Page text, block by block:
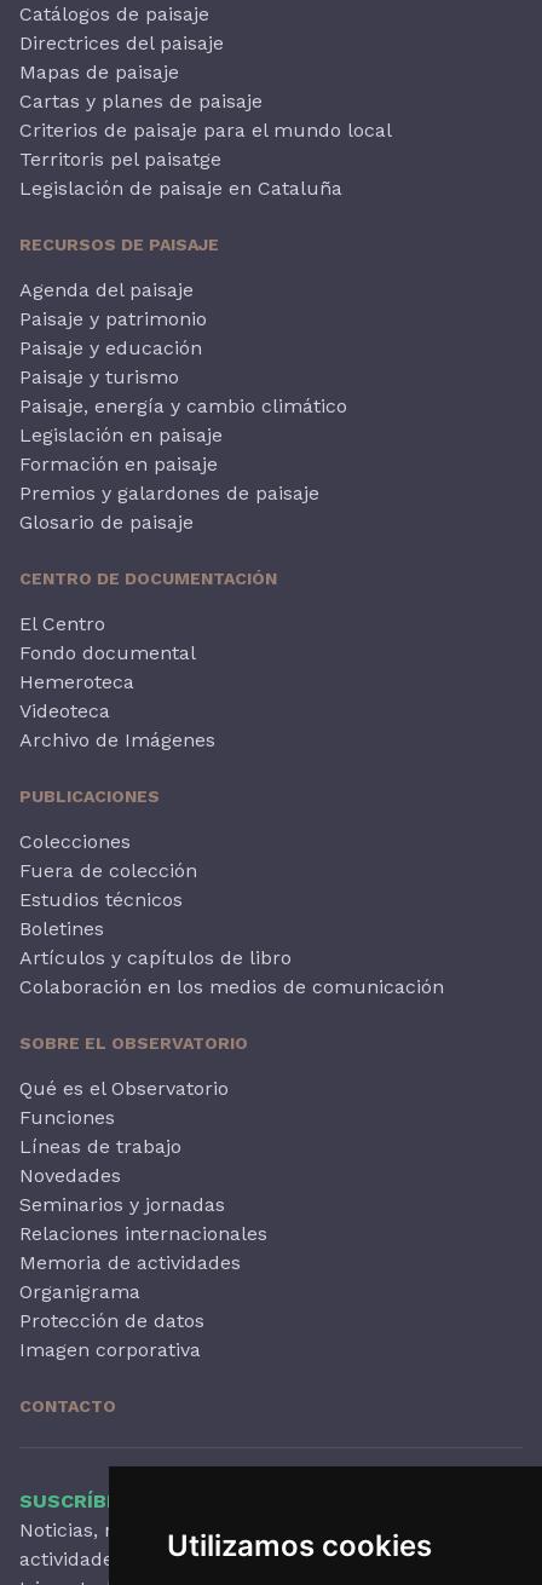
Utilizamos cookies
Catálogos de paisaje
Directrices del paisaje
Mapas de paisaje
Cartas y planes de paisaje
Criterios de paisaje para el mundo local
Territoris pel paisatge
Legislación de paisaje en Cataluña
RECURSOS DE PAISAJE
Agenda del paisaje
Paisaje y patrimonio
Paisaje y educación
Paisaje y turismo
Paisaje, energía y cambio climático
Legislación en paisaje
Formación en paisaje
Premios y galardones de paisaje
Glosario de paisaje
CENTRO DE DOCUMENTACIÓN
El Centro
Fondo documental
Hemeroteca
Videoteca
Archivo de Imágenes
PUBLICACIONES
Colecciones
Fuera de colección
Estudios técnicos
Boletines
Artículos y capítulos de libro
Colaboración en los medios de comunicación
SOBRE EL OBSERVATORIO
Qué es el Observatorio
Funciones
Líneas de trabajo
Novedades
Seminarios y jornadas
Relaciones internacionales
Memoria de actividades
Organigrama
Protección de datos
Imagen corporativa
CONTACTO
SUSCRÍBETE A NUESTRO BOLETÍN
Noticias, novedades destacadas, artículos,
actividades y mucho más, con periodicidad